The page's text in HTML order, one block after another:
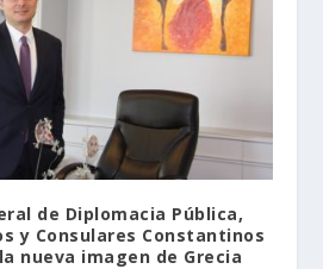
de Diplomacia Pública,
y Consulares Constantinos
nueva imagen de Grecia